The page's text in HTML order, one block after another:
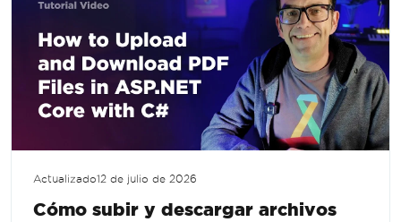
Actualizado12 de julio de 2026
Cómo subir y descargar archivos